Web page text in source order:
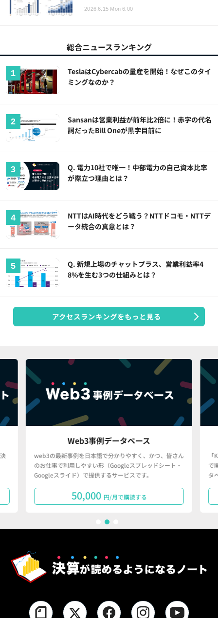
2026.6.15 Mon 6:00
総合ニュースランキング
TeslaはCybercabの量産を開始！なぜこのタイ
ミングなのか？
Sansanは営業利益が前年比2倍に！赤字の代名
詞だったBill Oneが黒字目前に
Q. 電力10社で唯一！中部電力の自己資本比率
が際立つ理由とは？
NTTはAI時代をどう戦う？NTTドコモ・NTTデ
ータ統合の真意とは？
Q. 新規上場のチャットプラス、営業利益率4
8%を生む3つの仕組みとは？
アクセスランキングをもっと見る
Web3事例データベース
web3の最新事例を日本語で分かりやすく、かつ、皆さん
のお仕事で利用しやすい形（Googleスプレッドシート・
Googleスライド）で提供するサービスです。
50,000 円/月で購読する
で
タ